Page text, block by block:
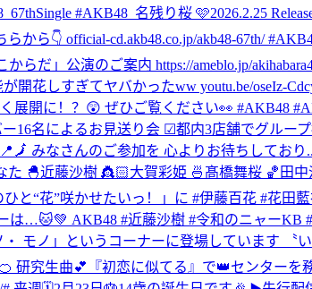
#AKB48_名残り桜 🩷2026.2.25
ら👇 official-cd.akb48.co.jp/akb48-67th/
からだ」公演のご案内 https://ameblo.jp/
開花しすぎてヤバかったww youtu.be/oseIz-
展開に！？😲 ぜひご覧ください👀 #AKB48
16名によるお見送り会 ☑︎都内3店舗でグルー
みなさんのご参加を 心よりお待ちしており
た 🐣近藤沙樹 👸🏻大賀彩姫 🍜髙橋舞桜 🏀
と“花”咲かせたいっ！」に #伊藤百花 #花
は…🐱💚 AKB48 #近藤沙樹 #令和のニャーKB
モノ」というコーナーに登場しています
研究生曲💕『初恋に似てる』で👑センターを